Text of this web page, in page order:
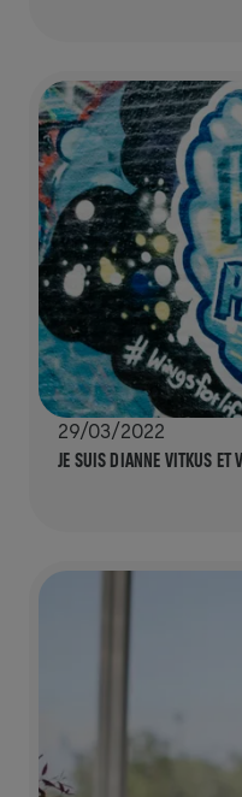
29/03/2022
JE SUIS DIANNE VITKUS ET